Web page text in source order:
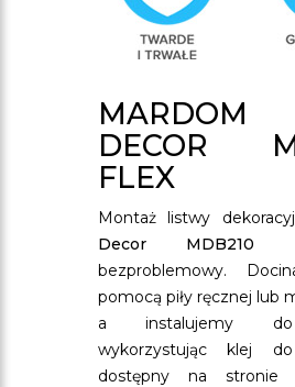
MARDOM
DECOR
FLEX
Montaż listwy
Decor MDB210
bezproblemowy.
pomocą piły ręcznej lub
a instalujemy do
wykorzystując klej
dostępny na stronie